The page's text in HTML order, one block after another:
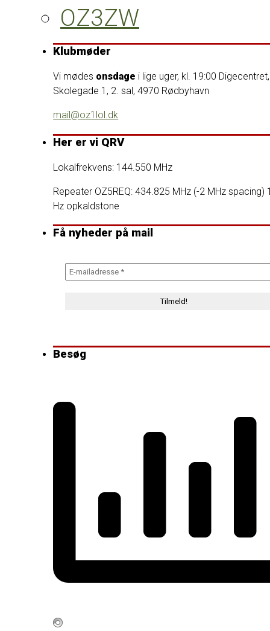
OZ3ZW
Klubmøder
Vi mødes onsdage i lige uger, kl. 19:00 Digecentret,
Skolegade 1, 2. sal, 4970 Rødbyhavn
mail@oz1lol.dk
Her er vi QRV
Lokalfrekvens: 144.550 MHz
Repeater OZ5REQ: 434.825 MHz (-2 MHz spacing)
Hz opkaldstone
Få nyheder på mail
Besøg